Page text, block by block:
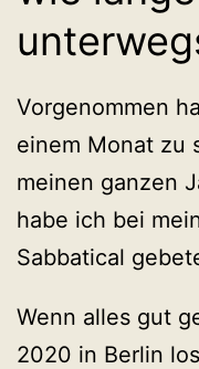
Vorgenommen
einem Monat zu
meinen ganzen
habe ich bei
Sabbatical
Wenn alles gut
2020 in Berlin